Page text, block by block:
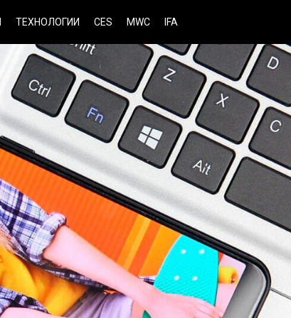
ТЕХНОЛОГИИ CES MWC IFA